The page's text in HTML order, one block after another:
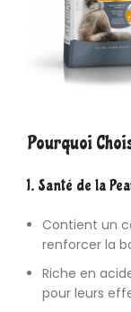
Pourquoi
1. Santé de la
Contient un
renforcer la
Riche en
pour leurs